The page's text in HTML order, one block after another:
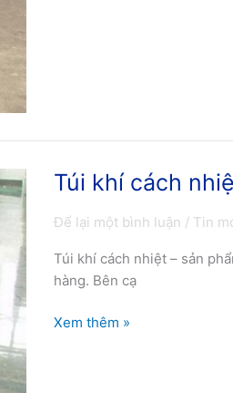
Túi khí cách
Để lại một bình luận / Tin
Túi khí cách nhiệt – sản
hàng. Bên cạ
Túi
cách
–
sản
cách
Xem thêm »